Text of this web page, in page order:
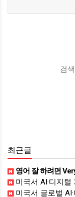
검
최근글
영어 잘 하려면
미국서 AI·디지
미국서 글로벌 AI·